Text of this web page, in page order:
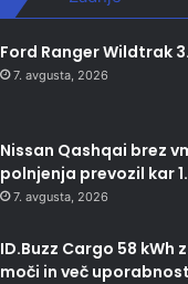
Ford Ranger Wildtrak
7. avgusta, 2026
Nissan Qashqai brez
polnjenja prevozil kar
7. avgusta, 2026
ID.Buzz Cargo 58 kWh
moči in več